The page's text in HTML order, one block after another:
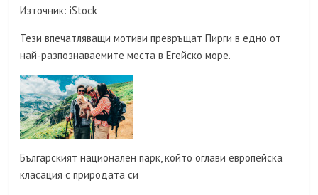
Източник: iStock
Тези впечатляващи мотиви превръщат Пирги в едно от
най-разпознаваемите места в Егейско море.
Българският национален парк, който оглави европейска
класация с природата си